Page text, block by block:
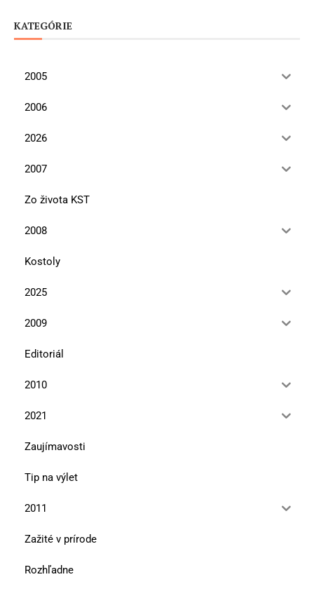
KATEGÓRIE
2005
2006
2026
2007
Zo života KST
2008
Kostoly
2025
2009
Editoriál
2010
2021
Zaujímavosti
Tip na výlet
2011
Zažité v prírode
Rozhľadne